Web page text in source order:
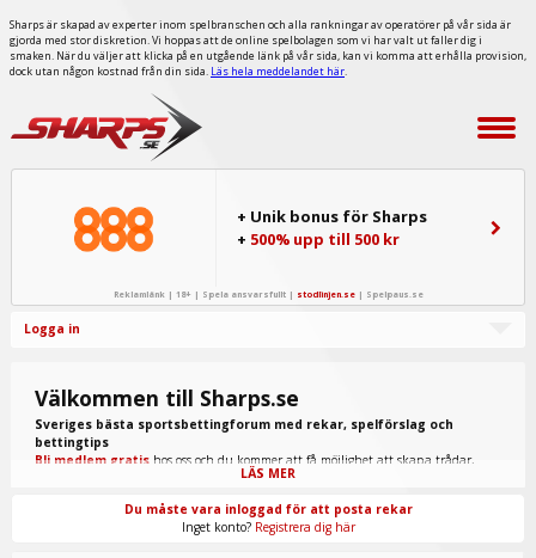
Sharps är skapad av experter inom spelbranschen och alla rankningar av operatörer på vår sida är
gjorda med stor diskretion. Vi hoppas att de online spelbolagen som vi har valt ut faller dig i
smaken. När du väljer att klicka på en utgående länk på vår sida, kan vi komma att erhålla provision,
dock utan någon kostnad från din sida. Läs hela meddelandet här.
+ Unik bonus för Sharps
+ 500% upp till 500 kr
Reklamlänk | 18+ | Spela ansvarsfullt | stodlinjen.se| Spelpaus.se
Logga in
Välkommen till Sharps.se
Sveriges bästa sportsbettingforum med rekar, spelförslag och
bettingtips
Bli medlem gratis hos oss och du kommer att få möjlighet att skapa trådar,
skriva inlägg, ta del av spel från "procappers" och mycket annat.
LÄS MER
Du måste vara inloggad för att posta rekar
Inget konto? Registrera dig här